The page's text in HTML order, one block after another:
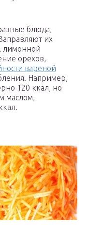
блюда,
их
лимонной
орехов,
вареной
Например,
120 ккал, но
маслом,